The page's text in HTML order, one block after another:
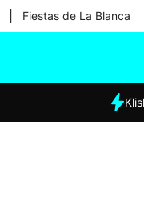
Fiestas de La Blanca